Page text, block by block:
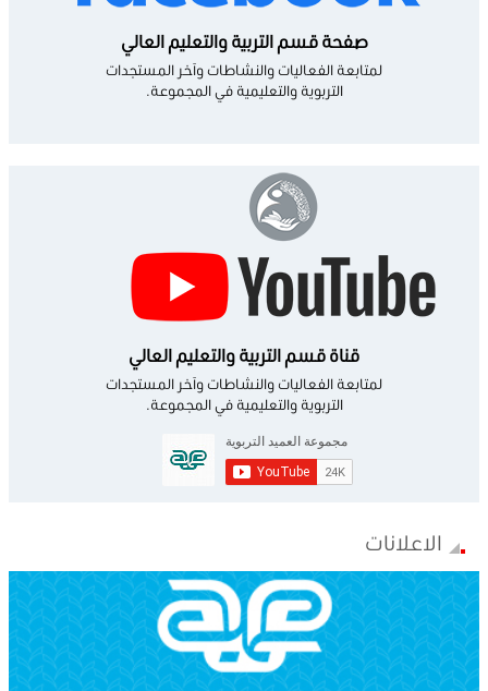
صفحة قسم التربية والتعليم العالي
لمتابعة الفعاليات والنشاطات وآخر المستجدات
التربوية والتعليمية في المجموعة.
قناة قسم التربية والتعليم العالي
لمتابعة الفعاليات والنشاطات وآخر المستجدات
التربوية والتعليمية في المجموعة.
الاعلانات